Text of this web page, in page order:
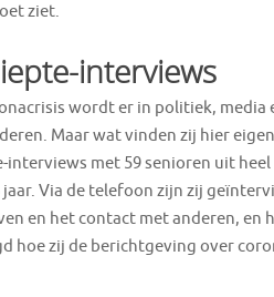
ziet.
interviews
wordt er in politiek,
Maar wat vinden zij hier
interviews met 59 senioren uit
Via de telefoon zijn zij
en het contact met anderen, en
hoe zij de berichtgeving over